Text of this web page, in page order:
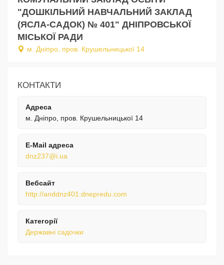
"ДОШКІЛЬНИЙ НАВЧАЛЬНИЙ ЗАКЛАД
(ЯСЛА-САДОК) № 401" ДНІПРОВСЬКОЇ
МІСЬКОЇ РАДИ
м. Дніпро, пров. Крушельницької 14
КОНТАКТИ
Адреса
м. Дніпро, пров. Крушельницької 14
E-Mail адреса
dnz237@i.ua
Вебсайт
http://anddnz401.dnepredu.com
Категорії
Державні садочки